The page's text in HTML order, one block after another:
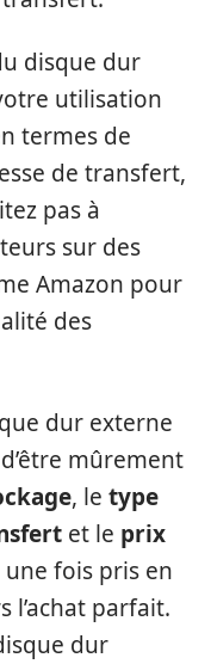
disque dur
utilisation
termes de
de transfert,
pas à
sur des
Amazon pour
des
dur externe
mûrement
, le type
et le prix
fois pris en
l’achat parfait.
dur